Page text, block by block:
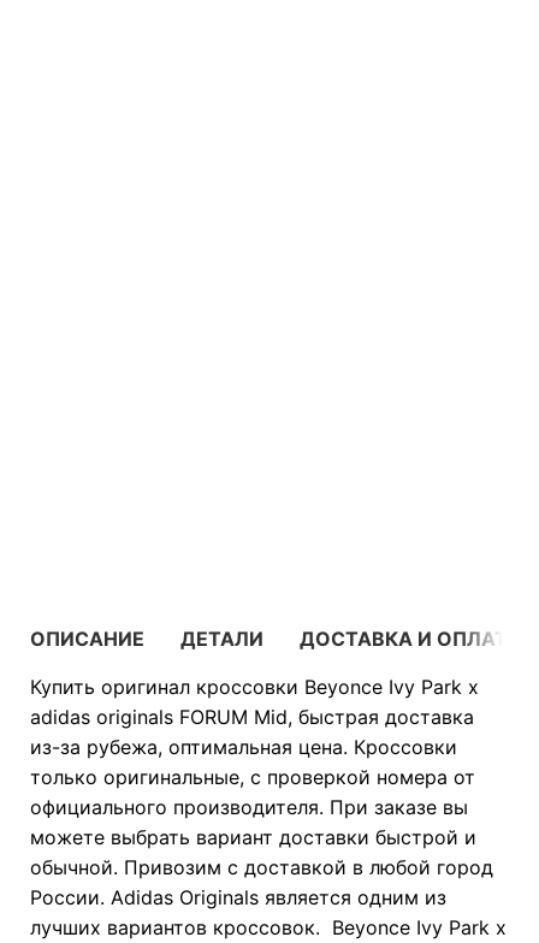
ОПИСАНИЕ ДЕТАЛИ
ДОСТАВКА И ОПЛАТА
Купить оригинал кроссовки Beyonce Ivy Park x
adidas originals FORUM Mid, быстрая доставка
из-за рубежа, оптимальная цена. Кроссовки
только оригинальные, с проверкой номера от
официального производителя. При заказе вы
можете выбрать вариант доставки быстрой и
обычной. Привозим с доставкой в любой город
России. Adidas Originals является одним из
лучших вариантов кроссовок. Beyonce Ivy Park x